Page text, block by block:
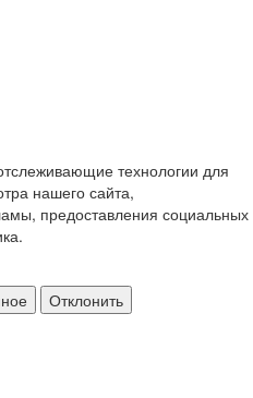
технологии для
нашего сайта,
предоставления социальных
Отклонить